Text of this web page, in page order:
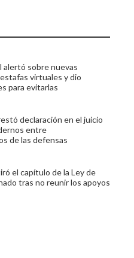
alertó sobre nuevas
virtuales y dio
para evitarlas
declaración en el juicio
entre
de las defensas
el capítulo de la Ley de
tras no reunir los apoyos